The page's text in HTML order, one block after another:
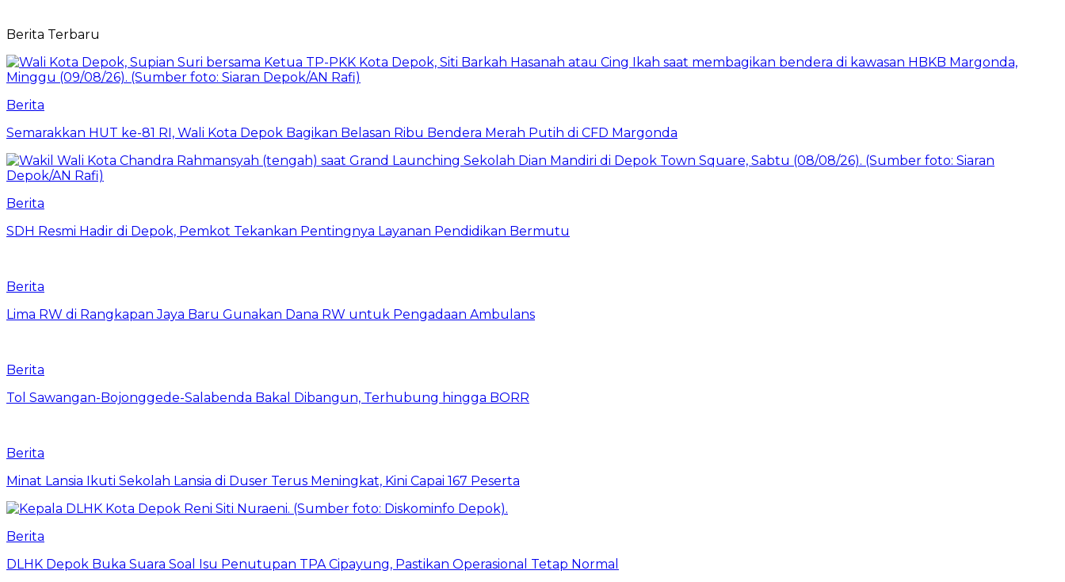
Berita Terbaru
Berita
Semarakkan HUT ke-81 RI, Wali Kota Depok Bagikan Belasan Ribu Bendera Merah Putih di CFD Margonda
Berita
SDH Resmi Hadir di Depok, Pemkot Tekankan Pentingnya Layanan Pendidikan Bermutu
Berita
Lima RW di Rangkapan Jaya Baru Gunakan Dana RW untuk Pengadaan Ambulans
Berita
Tol Sawangan-Bojonggede-Salabenda Bakal Dibangun, Terhubung hingga BORR
Berita
Minat Lansia Ikuti Sekolah Lansia di Duser Terus Meningkat, Kini Capai 167 Peserta
Berita
DLHK Depok Buka Suara Soal Isu Penutupan TPA Cipayung, Pastikan Operasional Tetap Normal